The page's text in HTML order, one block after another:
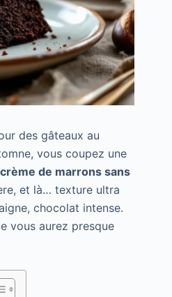
des gâteaux au
vous coupez une
de marrons sans
et là… texture ultra
chocolat intense.
vous aurez presque